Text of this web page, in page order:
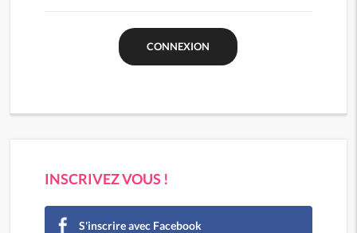
INSCRIVEZ VOUS !
S'inscrire avec Facebook